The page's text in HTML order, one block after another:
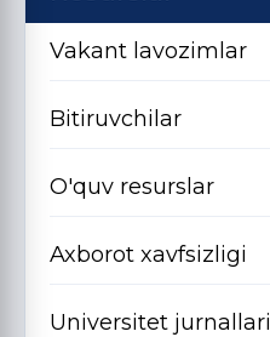
Vakant lavozimlar
Bitiruvchilar
O'quv resurslar
Axborot xavfsizligi
Universitet jurnallari